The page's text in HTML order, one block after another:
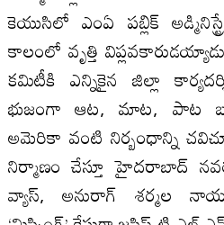
కెయుసిలో ఎంఏ పబ్లిక్‌
కాలంలో వృత్తి
కమిటీకి ఎన్నికైన జిల్లా
భుజంగా ఆట, మాట, పాట
అమెరికా వంటి నిర్బంధాన్ని
నిర్మాణం చేస్తూ హైదరాబాద్‌
వ్యాస్‌, అనురాగ్‌ శర్మల